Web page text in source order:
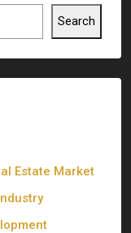
Search
Estate Market